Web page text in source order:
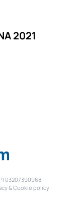
2021
03207390968
& Cookie policy